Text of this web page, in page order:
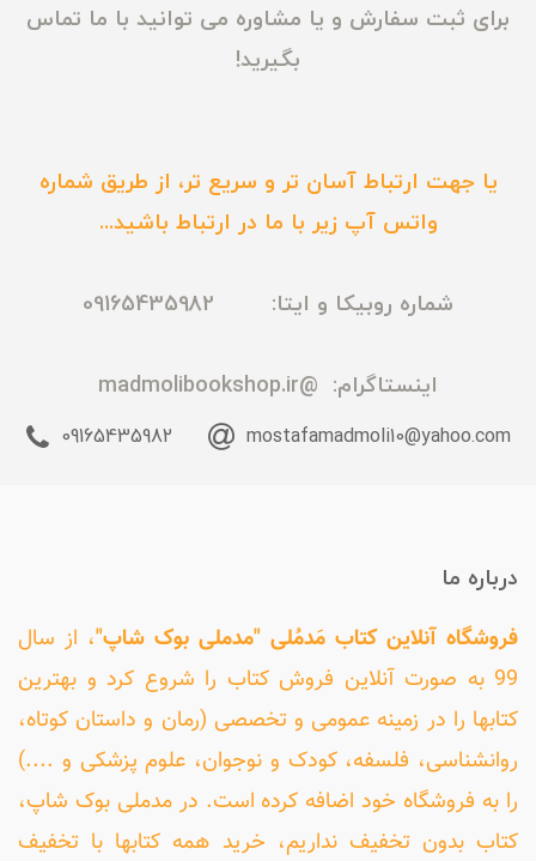
برای ثبت سفارش و یا مشاوره می توانید با ما تماس
بگیرید!
یا جهت ارتباط آسان تر و سریع تر، از طریق شماره
واتس آپ زیر با ما در ارتباط باشید...
شماره روبیکا و ایتا: 09165435982
اینستاگرام: @madmolibookshop.ir
mostafamadmoli10@yahoo.com
09165435982
درباره ما
فروشگاه آنلاین کتاب مَدمُلی "مدملی بوک شاپ"، از سال
99 به صورت آنلاین فروش کتاب را شروع کرد و بهترین
کتابها را در زمینه عمومی و تخصصی (رمان و داستان کوتاه،
روانشناسی، فلسفه، کودک و نوجوان، علوم پزشکی و ....)
را به فروشگاه خود اضافه کرده است. در مدملی بوک شاپ،
کتاب بدون تخفیف نداریم، خرید همه کتابها با تخفیف